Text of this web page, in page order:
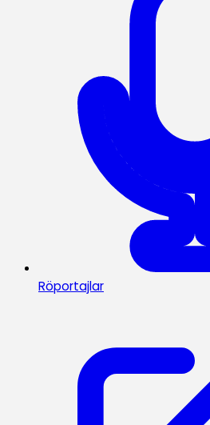
Röportajlar